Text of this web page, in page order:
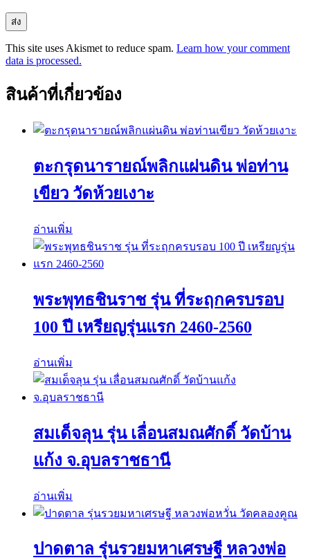
This site uses Akismet to reduce spam. Learn how your comment
data is processed.
สินค้าที่เกี่ยวข้อง
ตะกรุดนารายณ์พลิกแผ่นดิน พ่อท่าน
เขียว วัดห้วยเงาะ
อ่านเพิ่ม
พระพุทธชินราช รุ่น ที่ระฤกครบรอบ
100 ปี เหรียญรุ่นแรก 2460-2560
อ่านเพิ่ม
สมเด็จลุน รุ่น เลื่อนสมณศักดิ์ วัดบ้าน
แก้ง จ.อุบลราชธานี
อ่านเพิ่ม
ปาดตาล รุ่นรวยมหาเศรษฐี หลวงพ่อ